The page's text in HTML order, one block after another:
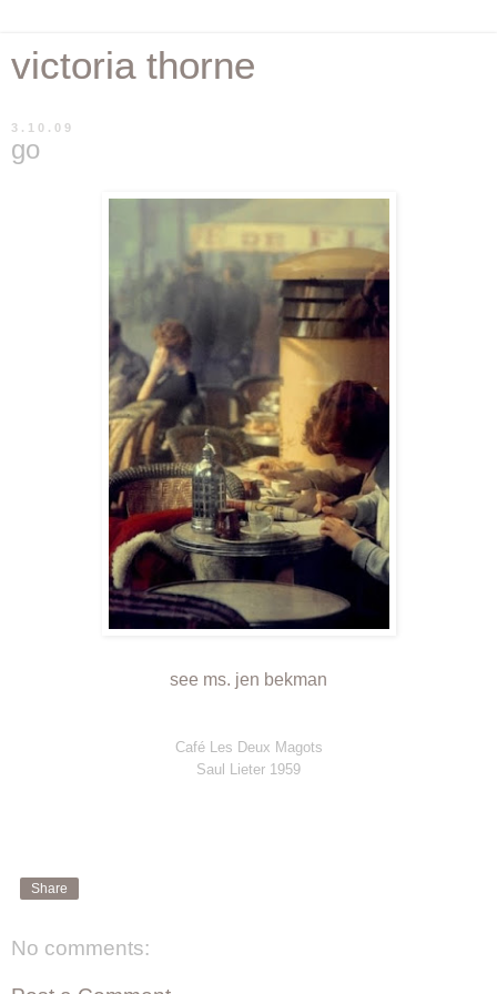
victoria thorne
3.10.09
go
see ms. jen bekman
Café Les Deux Magots
Saul Lieter 1959
Share
No comments: